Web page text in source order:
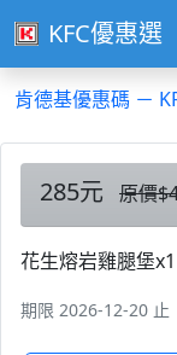
KFC優惠選
肯德基優惠碼 －
285元 原價
花生熔岩雞腿堡
期限 2026-12-20 止